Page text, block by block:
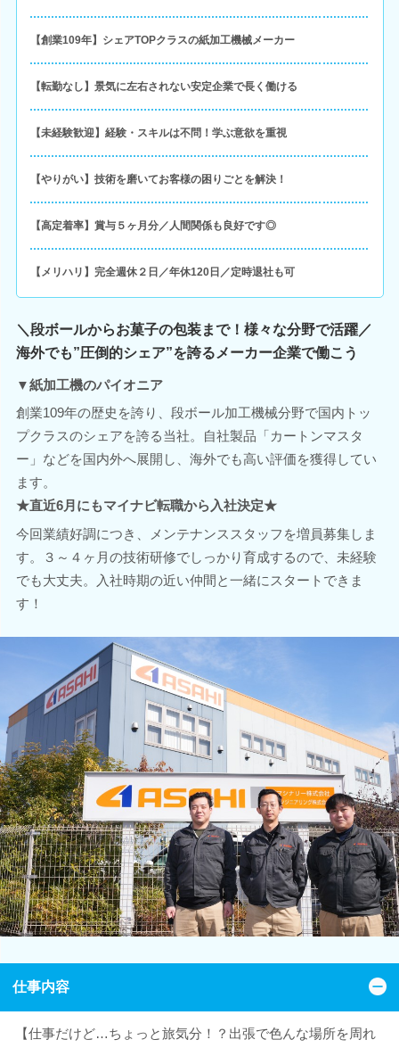
【創業109年】シェアTOPクラスの紙加工機械メーカー
【転勤なし】景気に左右されない安定企業で長く働ける
【未経験歓迎】経験・スキルは不問！学ぶ意欲を重視
【やりがい】技術を磨いてお客様の困りごとを解決！
【高定着率】賞与５ヶ月分／人間関係も良好です◎
【メリハリ】完全週休２日／年休120日／定時退社も可
＼段ボールからお菓子の包装まで！様々な分野で活躍／
海外でも”圧倒的シェア”を誇るメーカー企業で働こう
▼紙加工機のパイオニア
創業109年の歴史を誇り、段ボール加工機械分野で国内トッ
プクラスのシェアを誇る当社。自社製品「カートンマスタ
ー」などを国内外へ展開し、海外でも高い評価を獲得してい
ます。
★直近6月にもマイナビ転職から入社決定★
今回業績好調につき、メンテナンススタッフを増員募集しま
す。３～４ヶ月の技術研修でしっかり育成するので、未経験
でも大丈夫。入社時期の近い仲間と一緒にスタートできま
す！
仕事内容
【仕事だけど…ちょっと旅気分！？出張で色んな場所を周れ